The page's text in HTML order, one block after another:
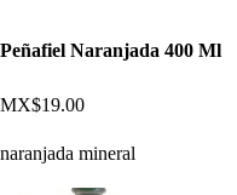
Peñafiel Naranjada 400 Ml
MX$19.00
naranjada mineral